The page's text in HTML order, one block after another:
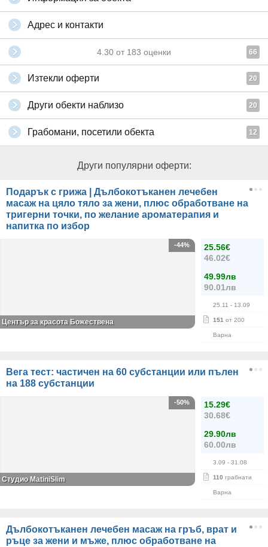
Адрес и контакти
4.30 от 183 оценки 66
Изтекли оферти 20
Други обекти наблизо 20
Грабомани, посетили обекта 12
Други популярни оферти:
Подарък с грижа | Дълбокотъканен лечебен
масаж на цяло тяло за жени, плюс обработване на
тригерни точки, по желание ароматерапия и
напитка по избор
25.56€
46.02€
49.99лв
90.01лв
25.11 - 13.09
151 от 200
Варна
-44%
Център за красота Божествена
Вега тест: частичен на 60 субстанции или пълен
на 188 субстанции
15.29€
30.68€
29.90лв
60.00лв
3.09 - 31.08
110 грабнати
Варна
-50%
Студио MatiniSlim
Дълбокотъканен лечебен масаж на гръб, врат и
ръце за жени и мъже, плюс обработване на